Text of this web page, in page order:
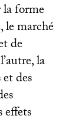
la forme
le marché
de
la
des